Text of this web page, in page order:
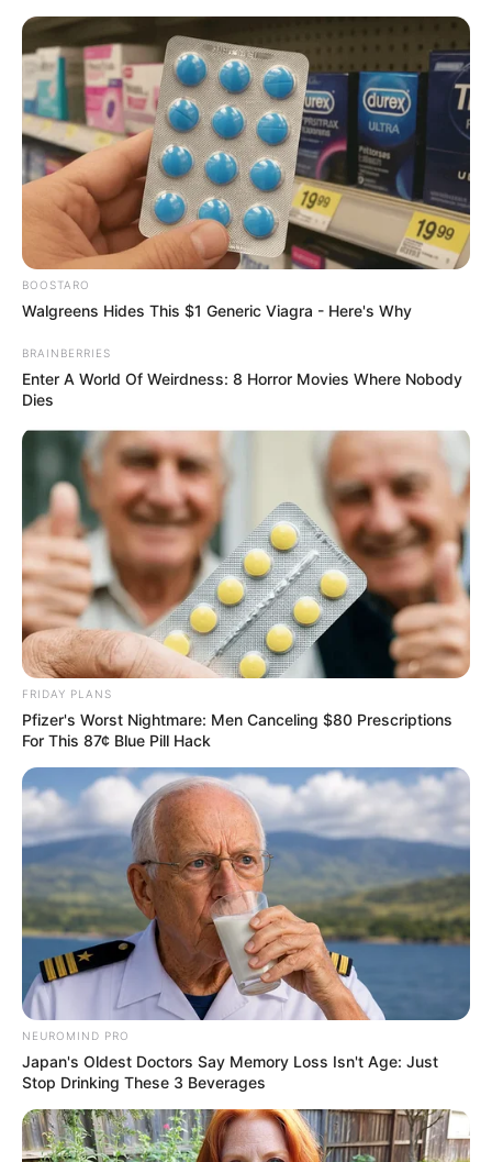
HOME
Home > Brasil > Ceará > Notícia >
Fortaleza e mais 80 cidades
do CE podem sofrer com chuvas intensas e ventos até terça.
Fortaleza e mais 80 cidades do CE
podem sofrer com chuvas
intensas e ventos até terça.
09:35 Brasil,Ceará,Notícia
BOOSTARO
Walgreens Hides This $1 Generic Viagra - Here's Why
BRAINBERRIES
Enter A World Of Weirdness: 8 Horror Movies Where Nobody
Dies
FRIDAY PLANS
Pfizer's Worst Nightmare: Men Canceling $80 Prescriptions
For This 87¢ Blue Pill Hack
NEUROMIND PRO
Japan's Oldest Doctors Say Memory Loss Isn't Age: Just
Stop Drinking These 3 Beverages